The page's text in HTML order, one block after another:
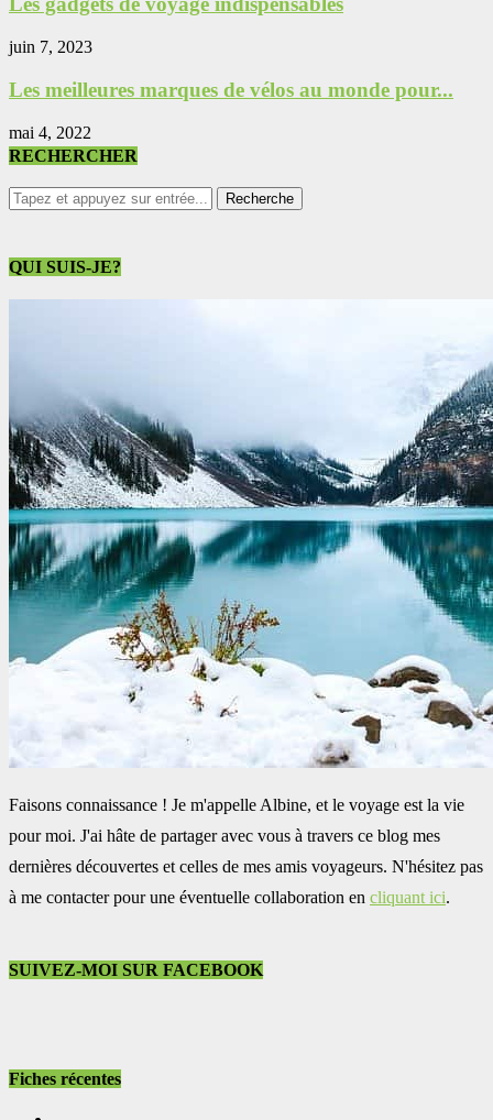
juin 7, 2023
Les meilleures marques de vélos au monde pour...
mai 4, 2022
RECHERCHER
QUI SUIS-JE?
Faisons connaissance ! Je m'appelle Albine, et le voyage est la vie
pour moi. J'ai hâte de partager avec vous à travers ce blog mes
dernières découvertes et celles de mes amis voyageurs. N'hésitez pas
à me contacter pour une éventuelle collaboration en cliquant ici.
SUIVEZ-MOI SUR FACEBOOK
Fiches récentes